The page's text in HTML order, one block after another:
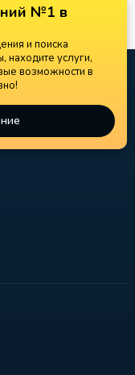
№1 в
и поиска
находите услуги,
возможности в